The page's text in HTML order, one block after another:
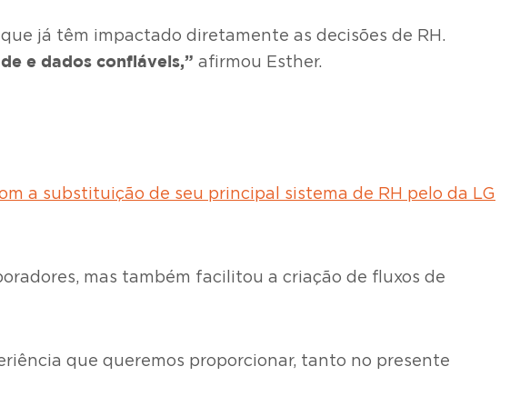
já têm impactado diretamente as decisões de RH.
e dados confiáveis,” afirmou Esther.
a substituição de seu principal sistema de RH pelo da LG
mas também facilitou a criação de fluxos de
que queremos proporcionar, tanto no presente